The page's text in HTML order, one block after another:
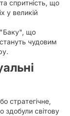
спритність, що
у великій
"Баку", що
чудовим
стратегічне,
здобули світову